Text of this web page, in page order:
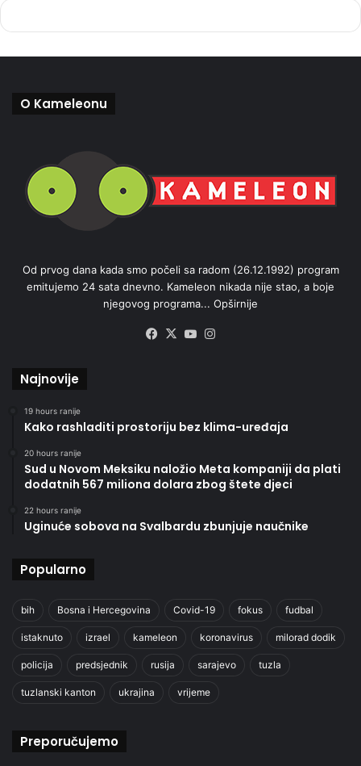
O Kameleonu
Od prvog dana kada smo počeli sa radom (26.12.1992) program
emitujemo 24 sata dnevno. Kameleon nikada nije stao, a boje
njegovog programa... Opširnije
Facebook
X YouTube
Najnovije
19 hours ranije
Kako rashladiti prostoriju bez klima-uređaja
20 hours ranije
Sud u Novom Meksiku naložio Meta kompaniji da plati
dodatnih 567 miliona dolara zbog štete djeci
22 hours ranije
Uginuće sobova na Svalbardu zbunjuje naučnike
Popularno
bih Bosna i Hercegovina Covid-19 fokus fudbal
istaknuto izrael kameleon koronavirus milorad dodik
policija predsjednik rusija sarajevo tuzla
tuzlanski kanton ukrajina vrijeme
Preporučujemo